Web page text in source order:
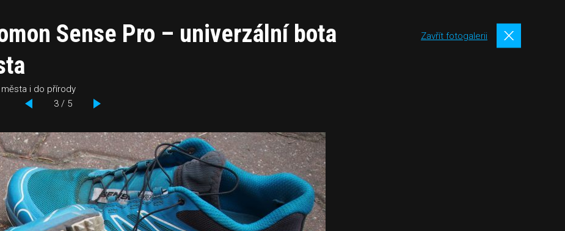
Sense Pro – univerzální bota
i do přírody
3 / 5
Zavřít fotogalerii